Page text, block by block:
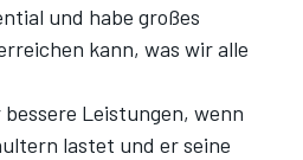
und habe großes
kann, was wir alle
Leistungen, wenn
lastet und er seine